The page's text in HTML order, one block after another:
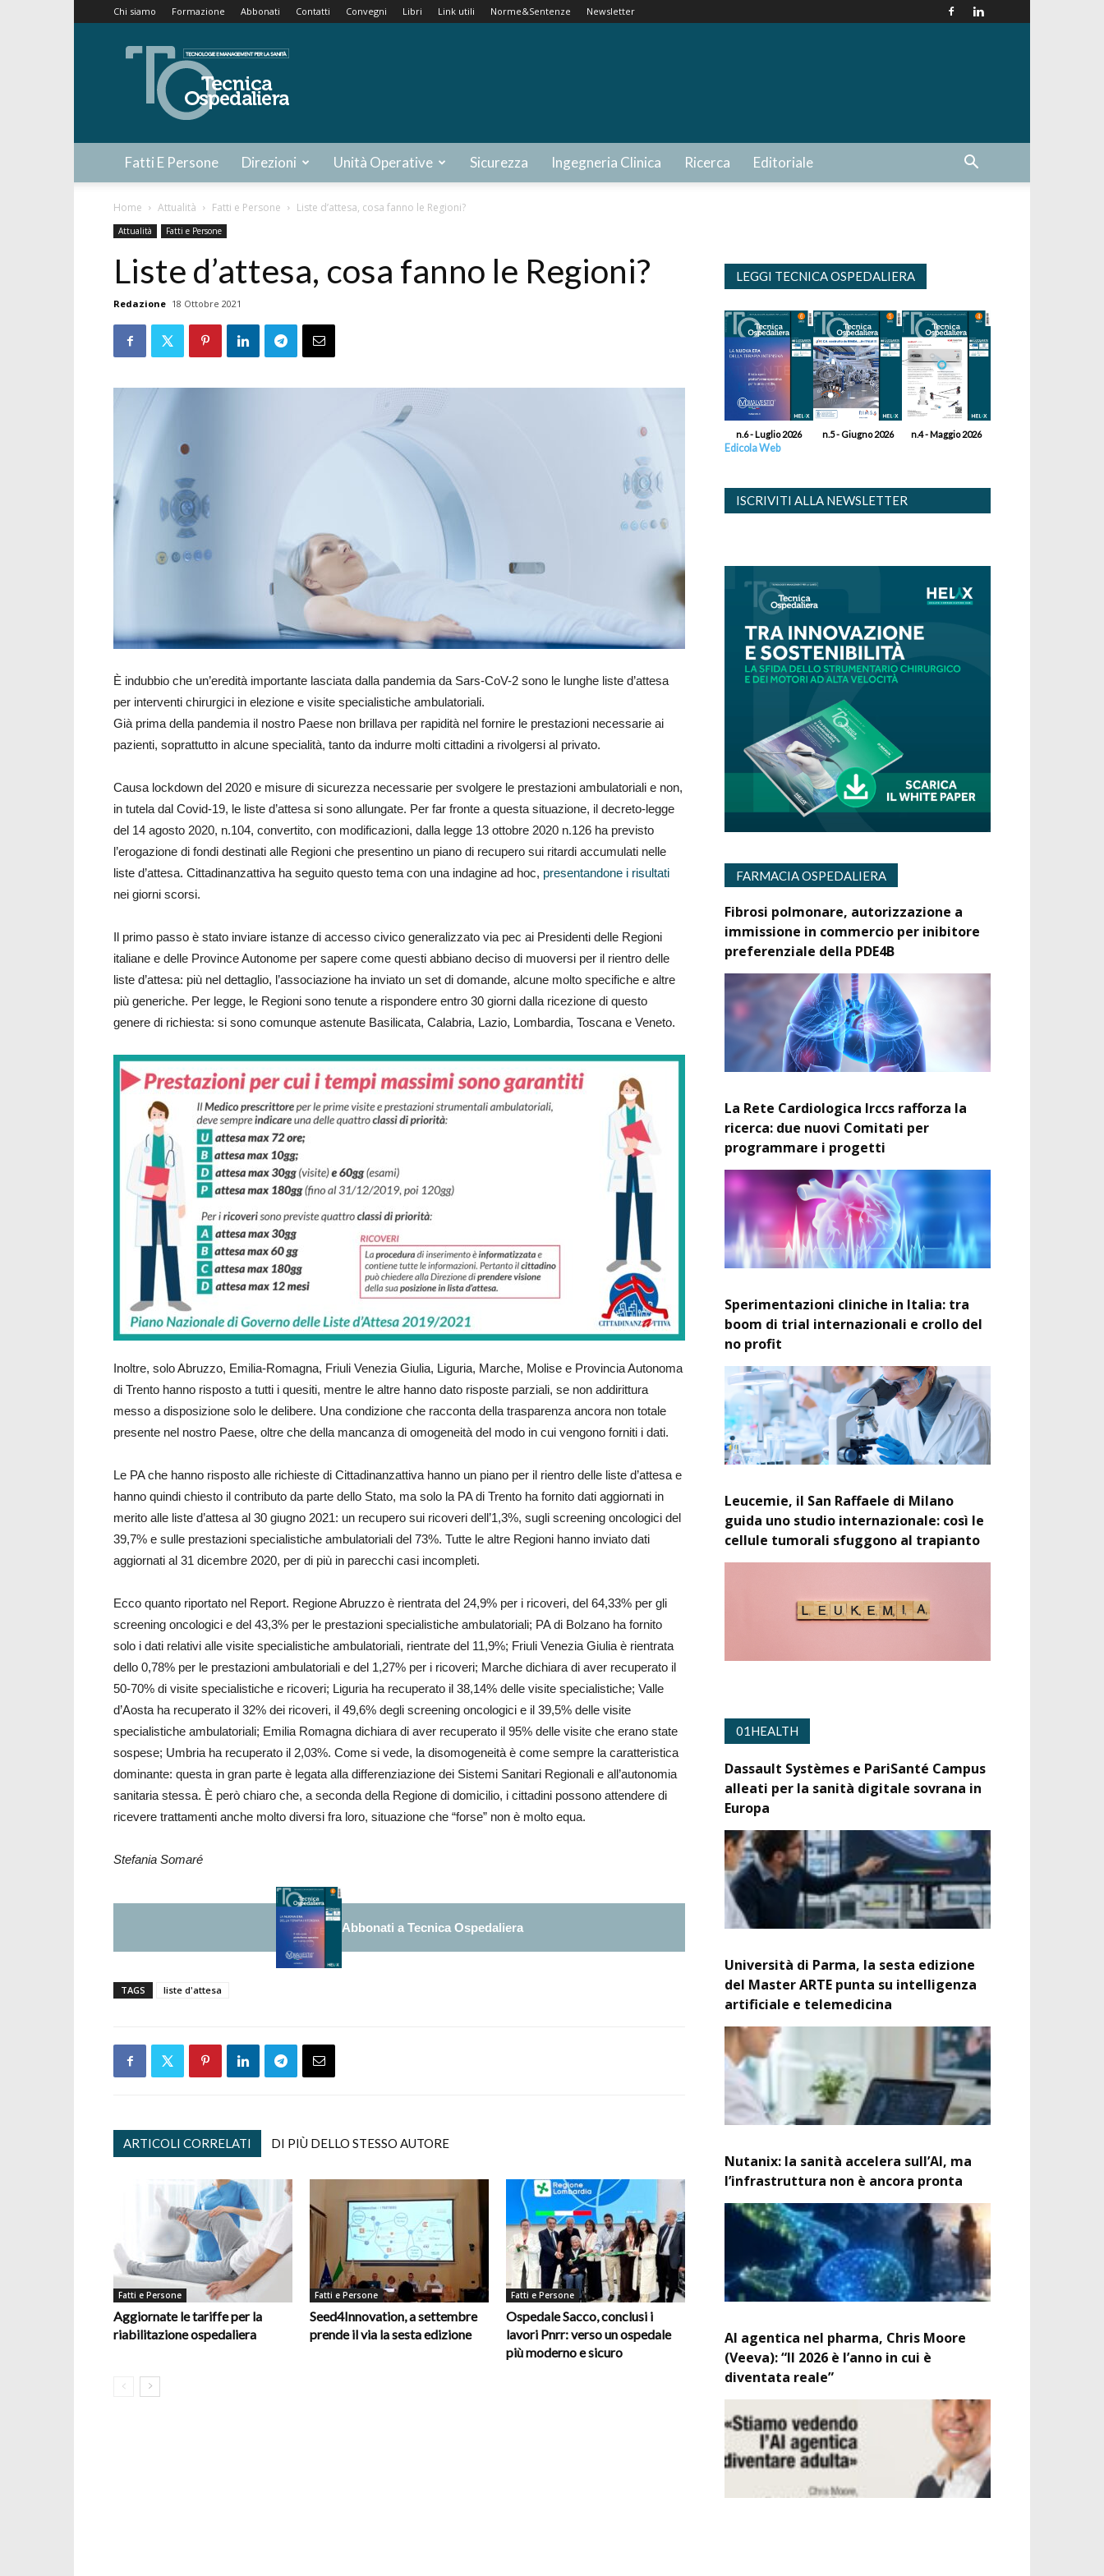
Chi siamo Formazione Abbonati Contatti Convegni Libri Link utili Norme&Sentenze Newsletter
Tecnica
Ospedaliera
Fatti E Persone Direzioni Unità Operative Sicurezza Ingegneria Clinica Ricerca Editoriale
Home Attualità Fatti e Persone Liste d’attesa, cosa fanno le Regioni?
Attualità Fatti e Persone
Liste d’attesa, cosa fanno le Regioni?
Redazione 18 Ottobre 2021
È indubbio che un’eredità importante lasciata dalla pandemia da Sars-CoV-2 sono le lunghe liste d’attesa
per interventi chirurgici in elezione e visite specialistiche ambulatoriali.
Già prima della pandemia il nostro Paese non brillava per rapidità nel fornire le prestazioni necessarie ai
pazienti, soprattutto in alcune specialità, tanto da indurre molti cittadini a rivolgersi al privato.
Causa lockdown del 2020 e misure di sicurezza necessarie per svolgere le prestazioni ambulatoriali e non,
in tutela dal Covid-19, le liste d’attesa si sono allungate. Per far fronte a questa situazione, il decreto-legge
del 14 agosto 2020, n.104, convertito, con modificazioni, dalla legge 13 ottobre 2020 n.126 ha previsto
l’erogazione di fondi destinati alle Regioni che presentino un piano di recupero sui ritardi accumulati nelle
liste d’attesa. Cittadinanzattiva ha seguito questo tema con una indagine ad hoc, presentandone i risultati
nei giorni scorsi.
Il primo passo è stato inviare istanze di accesso civico generalizzato via pec ai Presidenti delle Regioni
italiane e delle Province Autonome per sapere come questi abbiano deciso di muoversi per il rientro delle
liste d’attesa: più nel dettaglio, l’associazione ha inviato un set di domande, alcune molto specifiche e altre
più generiche. Per legge, le Regioni sono tenute a rispondere entro 30 giorni dalla ricezione di questo
genere di richiesta: si sono comunque astenute Basilicata, Calabria, Lazio, Lombardia, Toscana e Veneto.
Inoltre, solo Abruzzo, Emilia-Romagna, Friuli Venezia Giulia, Liguria, Marche, Molise e Provincia Autonoma
di Trento hanno risposto a tutti i quesiti, mentre le altre hanno dato risposte parziali, se non addirittura
messo a disposizione solo le delibere. Una condizione che racconta della trasparenza ancora non totale
presente nel nostro Paese, oltre che della mancanza di omogeneità del modo in cui vengono forniti i dati.
Le PA che hanno risposto alle richieste di Cittadinanzattiva hanno un piano per il rientro delle liste d’attesa e
hanno quindi chiesto il contributo da parte dello Stato, ma solo la PA di Trento ha fornito dati aggiornati in
merito alle liste d’attesa al 30 giugno 2021: un recupero sui ricoveri dell’1,3%, sugli screening oncologici del
39,7% e sulle prestazioni specialistiche ambulatoriali del 73%. Tutte le altre Regioni hanno inviato dati
aggiornati al 31 dicembre 2020, per di più in parecchi casi incompleti.
Ecco quanto riportato nel Report. Regione Abruzzo è rientrata del 24,9% per i ricoveri, del 64,33% per gli
screening oncologici e del 43,3% per le prestazioni specialistiche ambulatoriali; PA di Bolzano ha fornito
solo i dati relativi alle visite specialistiche ambulatoriali, rientrate del 11,9%; Friuli Venezia Giulia è rientrata
dello 0,78% per le prestazioni ambulatoriali e del 1,27% per i ricoveri; Marche dichiara di aver recuperato il
50-70% di visite specialistiche e ricoveri; Liguria ha recuperato il 38,14% delle visite specialistiche; Valle
d’Aosta ha recuperato il 32% dei ricoveri, il 49,6% degli screening oncologici e il 39,5% delle visite
specialistiche ambulatoriali; Emilia Romagna dichiara di aver recuperato il 95% delle visite che erano state
sospese; Umbria ha recuperato il 2,03%. Come si vede, la disomogeneità è come sempre la caratteristica
dominante: questa in gran parte è legata alla differenziazione dei Sistemi Sanitari Regionali e all’autonomia
sanitaria stessa. È però chiaro che, a seconda della Regione di domicilio, i cittadini possono attendere di
ricevere trattamenti anche molto diversi fra loro, situazione che “forse” non è molto equa.
Stefania Somaré
Abbonati a Tecnica Ospedaliera
TAGS liste d'attesa
ARTICOLI CORRELATI DI PIÙ DELLO STESSO AUTORE
Fatti e Persone
Aggiornate le tariffe per la
riabilitazione ospedaliera
Fatti e Persone
Seed4Innovation, a settembre
prende il via la sesta edizione
Fatti e Persone
Ospedale Sacco, conclusi i
lavori Pnrr: verso un ospedale
più moderno e sicuro
LEGGI TECNICA OSPEDALIERA
n.6 - Luglio 2026 n.5 - Giugno 2026 n.4 - Maggio 2026
Edicola Web
ISCRIVITI ALLA NEWSLETTER
FARMACIA OSPEDALIERA
Fibrosi polmonare, autorizzazione a
immissione in commercio per inibitore
preferenziale della PDE4B
La Rete Cardiologica Irccs rafforza la
ricerca: due nuovi Comitati per
programmare i progetti
Sperimentazioni cliniche in Italia: tra
boom di trial internazionali e crollo del
no profit
Leucemie, il San Raffaele di Milano
guida uno studio internazionale: così le
cellule tumorali sfuggono al trapianto
01HEALTH
Dassault Systèmes e PariSanté Campus
alleati per la sanità digitale sovrana in
Europa
Università di Parma, la sesta edizione
del Master ARTE punta su intelligenza
artificiale e telemedicina
Nutanix: la sanità accelera sull’AI, ma
l’infrastruttura non è ancora pronta
AI agentica nel pharma, Chris Moore
(Veeva): “Il 2026 è l’anno in cui è
diventata reale”